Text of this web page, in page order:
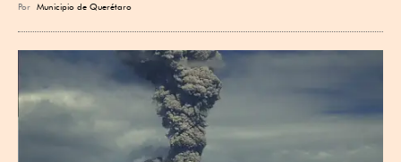
Por Municipio de Querétaro